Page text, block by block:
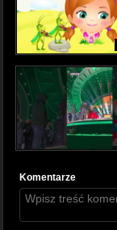
Komentarze